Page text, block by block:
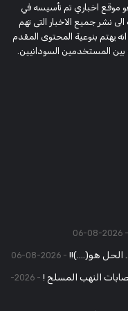
موقع اخباري تم تأسيسه في
يهدف الى نشر جميع الاخبار التى تهم
يهتم بنوعية المحتوى المقدم
بين المستخدمين السودانيين.
2026-08-06
.. الحل هو(….)!! 2026-08-06
النهب المسلح !
2026-